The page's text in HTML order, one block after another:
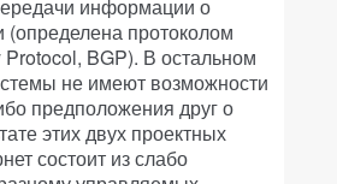
информации о
протоколом
BGP). В остальном
не имеют возможности
предположения друг о
этих двух проектных
состоит из слабо